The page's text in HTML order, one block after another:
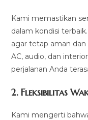
Kami memastikan
dalam kondisi
agar tetap aman dan
AC, audio, dan
perjalanan Anda
2.Fleksibilitas
Kami mengerti